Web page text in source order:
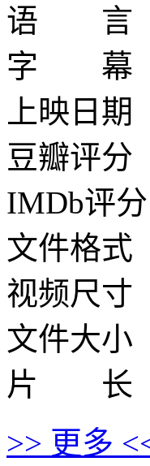
语 言
字 幕
上映日
豆瓣评分
IMDb评
文件格式
视频尺寸
文件大
片 长
>> 更多